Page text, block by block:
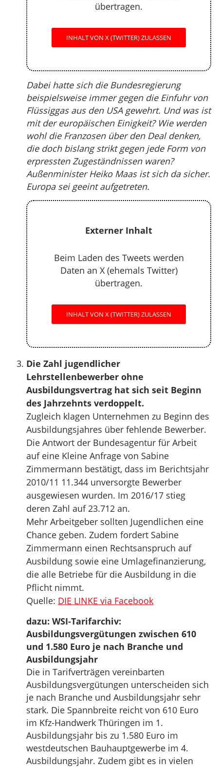
übertragen.
INHALT VON X (TWITTER) ZULASSEN
Dabei hatte sich die Bundesregierung
beispielsweise immer gegen die Einfuhr von
Flüssiggas aus den USA gewehrt. Und was ist
mit der europäischen Einigkeit? Wie werden
wohl die Franzosen über den Deal denken,
die doch bislang strikt gegen jede Form von
erpressten Zugeständnissen waren?
Außenminister Heiko Maas ist sich da sicher.
Europa sei geeint aufgetreten.
Externer Inhalt
Beim Laden des Tweets werden
Daten an X (ehemals Twitter)
übertragen.
INHALT VON X (TWITTER) ZULASSEN
Die Zahl jugendlicher
Lehrstellenbewerber ohne
Ausbildungsvertrag hat sich seit Beginn
des Jahrzehnts verdoppelt.
Zugleich klagen Unternehmen zu Beginn des
Ausbildungsjahres über fehlende Bewerber.
Die Antwort der Bundesagentur für Arbeit
auf eine Kleine Anfrage von Sabine
Zimmermann bestätigt, dass im Berichtsjahr
2010/11 11.344 unversorgte Bewerber
ausgewiesen wurden. Im 2016/17 stieg
deren Zahl auf 23.712 an.
Mehr Arbeitgeber sollten Jugendlichen eine
Chance geben. Zudem fordert Sabine
Zimmermann einen Rechtsanspruch auf
Ausbildung sowie eine Umlagefinanzierung,
die alle Betriebe für die Ausbildung in die
Pflicht nimmt.
Quelle: DIE LINKE via Facebook
dazu: WSI-Tarifarchiv:
Ausbildungsvergütungen zwischen 610
und 1.580 Euro je nach Branche und
Ausbildungsjahr
Die in Tarifverträgen vereinbarten
Ausbildungsvergütungen unterscheiden sich
je nach Branche und Ausbildungsjahr sehr
stark. Die Spannbreite reicht von 610 Euro
im Kfz-Handwerk Thüringen im 1.
Ausbildungsjahr bis zu 1.580 Euro im
westdeutschen Bauhauptgewerbe im 4.
Ausbildungsjahr. Zudem gibt es in vielen